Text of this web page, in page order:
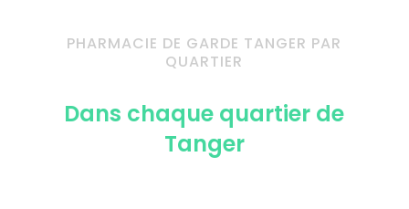
PHARMACIE DE GARDE TANGER PAR
QUARTIER
Dans chaque quartier de
Tanger